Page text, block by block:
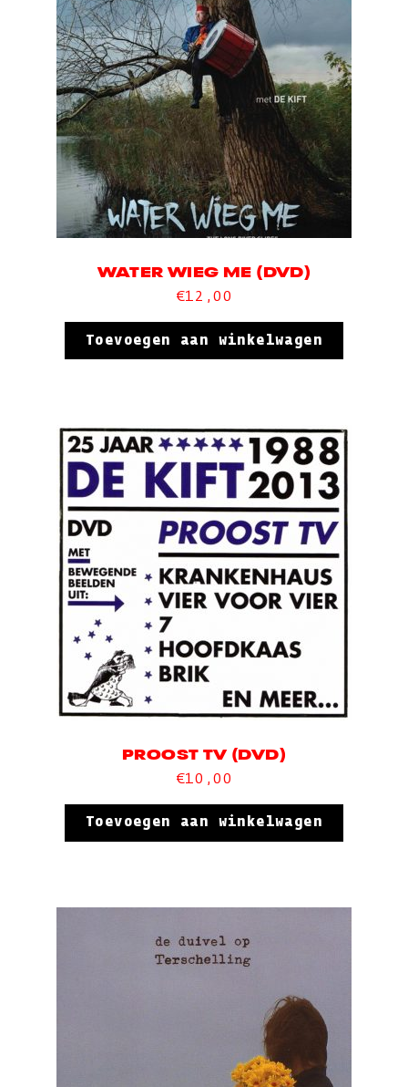
WATER WIEG ME (DVD)
€12,00
Toevoegen aan winkelwagen
PROOST TV (DVD)
€10,00
Toevoegen aan winkelwagen